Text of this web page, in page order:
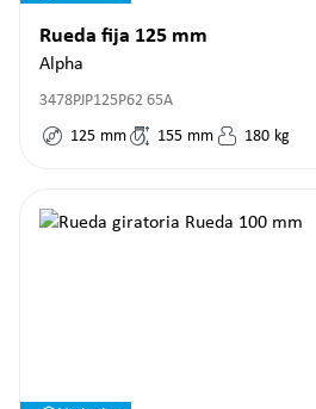
Rueda fija 125 mm
Alpha
3478PJP125P62 65A
125 mm 155 mm 180 kg